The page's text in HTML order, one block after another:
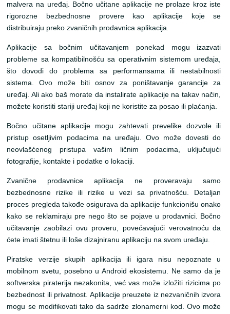
malvera na uređaj. Bočno učitane aplikacije ne prolaze kroz iste
rigorozne bezbednosne provere kao aplikacije koje se
distribuiraju preko zvaničnih prodavnica aplikacija.
Aplikacije sa bočnim učitavanjem ponekad mogu izazvati
probleme sa kompatibilnošću sa operativnim sistemom uređaja,
što dovodi do problema sa performansama ili nestabilnosti
sistema. Ovo može biti osnov za poništavanje garancije za
uređaj. Ali ako baš morate da instalirate aplikacije na takav način,
možete koristiti stariji uređaj koji ne koristite za posao ili plaćanja.
Bočno učitane aplikacije mogu zahtevati prevelike dozvole ili
pristup osetljivim podacima na uređaju. Ovo može dovesti do
neovlašćenog pristupa vašim ličnim podacima, uključujući
fotografije, kontakte i podatke o lokaciji.
Zvanične prodavnice aplikacija ne proveravaju samo
bezbednosne rizike ili rizike u vezi sa privatnošću. Detaljan
proces pregleda takođe osigurava da aplikacije funkcionišu onako
kako se reklamiraju pre nego što se pojave u prodavnici. Bočno
učitavanje zaobilazi ovu proveru, povećavajući verovatnoću da
ćete imati štetnu ili loše dizajniranu aplikaciju na svom uređaju.
Piratske verzije skupih aplikacija ili igara nisu nepoznate u
mobilnom svetu, posebno u Android ekosistemu. Ne samo da je
softverska piraterija nezakonita, već vas može izložiti rizicima po
bezbednost ili privatnost. Aplikacije preuzete iz nezvaničnih izvora
mogu se modifikovati tako da sadrže zlonamerni kod. Ovo može